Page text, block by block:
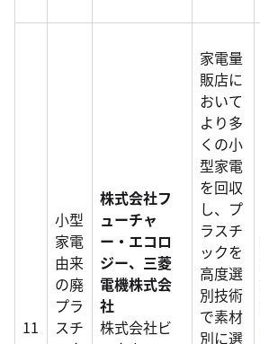
11
小型
家電
由来
の廃
プラ
スチ
株式会社フ
ューチャ
ー・エコロ
ジー、三菱
電機株式会
社
株式会社ビ
家電量
販店に
おいて
より多
くの小
型家電
を回収
し、プ
ラスチ
ックを
高度選
別技術
で素材
別に選